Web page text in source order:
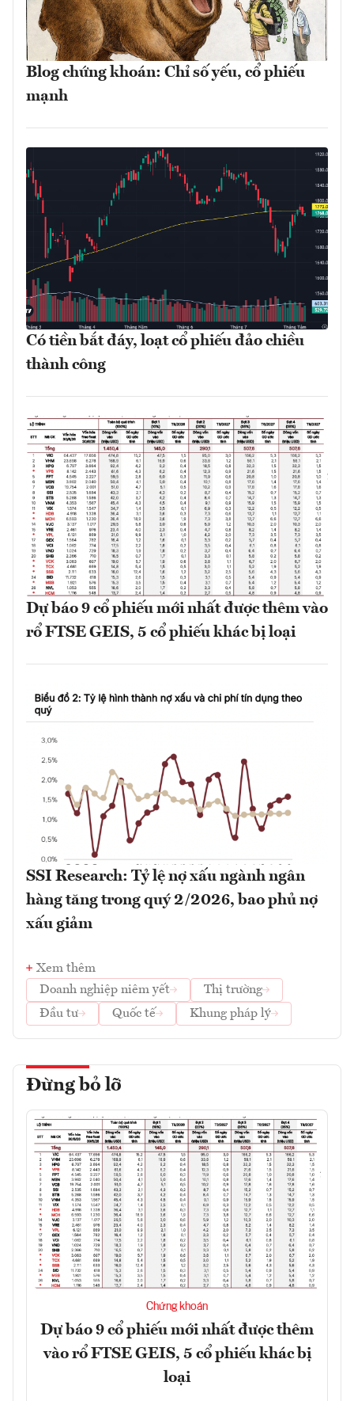
Blog chứng khoán: Chỉ số yếu, cổ phiếu
mạnh
Có tiền bắt đáy, loạt cổ phiếu đảo chiều
thành công
Dự báo 9 cổ phiếu mới nhất được thêm vào
rổ FTSE GEIS, 5 cổ phiếu khác bị loại
SSI Research: Tỷ lệ nợ xấu ngành ngân
hàng tăng trong quý 2/2026, bao phủ nợ
xấu giảm
Xem thêm
Doanh nghiệp niêm yết
Thị trường
Đầu tư
Quốc tế Khung pháp lý
Đừng bỏ lỡ
Chứng khoán
Dự báo 9 cổ phiếu mới nhất được thêm
vào rổ FTSE GEIS, 5 cổ phiếu khác bị
loại